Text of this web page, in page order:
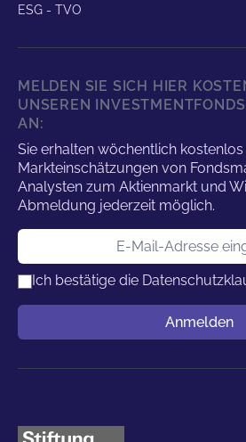
ESG - TVO
MELDEN SIE SICH HIER
UNSEREN
AN:
Sie erhalten wöchentlich
Markteinschätzungen von
Analysten zum Aktienmarkt und
Abmeldung jederzeit möglich.
E-Mail-Adresse
Ich bestätige die
Anmelden